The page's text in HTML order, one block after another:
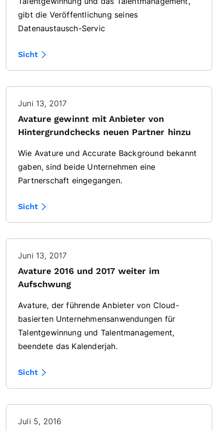
gibt die Veröffentlichung seines
Datenaustausch-Servic
Sicht
Juni 13, 2017
Avature gewinnt mit Anbieter von
Hintergrundchecks neuen Partner hinzu
Wie Avature und Accurate Background bekannt
gaben, sind beide Unternehmen eine
Partnerschaft eingegangen.
Sicht
Juni 13, 2017
Avature 2016 und 2017 weiter im
Aufschwung
Avature, der führende Anbieter von Cloud-
basierten Unternehmensanwendungen für
Talentgewinnung und Talentmanagement,
beendete das Kalenderjah.
Sicht
Juli 5, 2016